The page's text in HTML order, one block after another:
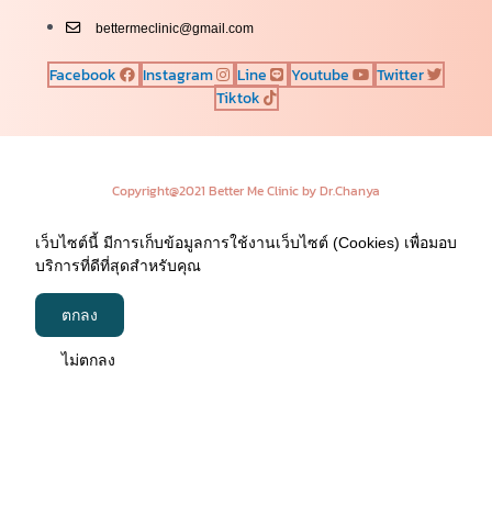
bettermeclinic@gmail.com
Facebook Instagram Line Youtube
Twitter
Tiktok
Copyright@2021 Better Me Clinic by Dr.Chanya
เว็บไซต์นี้ มีการเก็บข้อมูลการใช้งานเว็บไซต์ (Cookies) เพื่อมอบ
บริการที่ดีที่สุดสำหรับคุณ
ตกลง
ไม่ตกลง